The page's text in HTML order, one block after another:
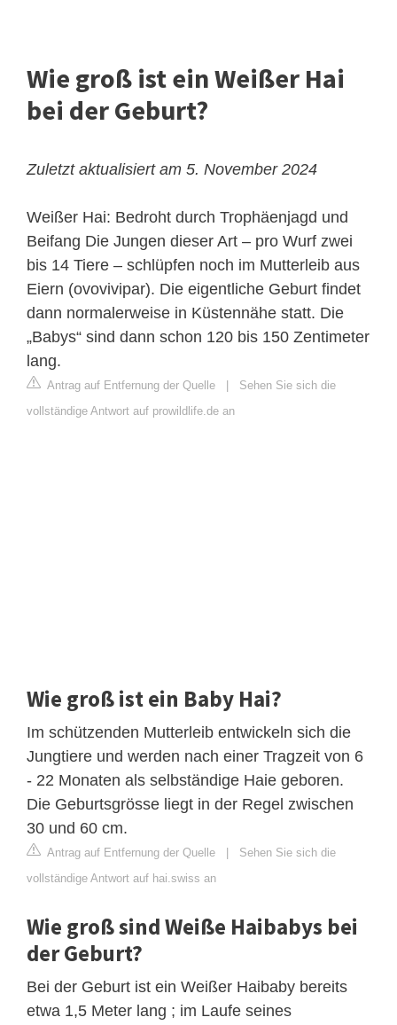
Wie groß ist ein Weißer Hai
bei der Geburt?
Zuletzt aktualisiert am 5. November 2024
Weißer Hai: Bedroht durch Trophäenjagd und
Beifang Die Jungen dieser Art – pro Wurf zwei
bis 14 Tiere – schlüpfen noch im Mutterleib aus
Eiern (ovovivipar). Die eigentliche Geburt findet
dann normalerweise in Küstennähe statt. Die
„Babys“ sind dann schon 120 bis 150 Zentimeter
lang.
Antrag auf Entfernung der Quelle
Sehen Sie sich die
vollständige Antwort auf prowildlife.de an
Wie groß ist ein Baby Hai?
Im schützenden Mutterleib entwickeln sich die
Jungtiere und werden nach einer Tragzeit von 6
- 22 Monaten als selbständige Haie geboren.
Die Geburtsgrösse liegt in der Regel zwischen
30 und 60 cm.
Antrag auf Entfernung der Quelle
Sehen Sie sich die
vollständige Antwort auf hai.swiss an
Wie groß sind Weiße Haibabys bei
der Geburt?
Bei der Geburt ist ein Weißer Haibaby bereits
etwa 1,5 Meter lang ; im Laufe seines